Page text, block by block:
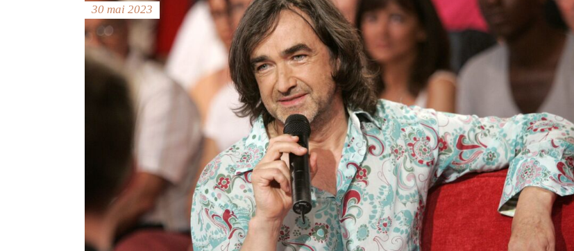
30 mai 2023